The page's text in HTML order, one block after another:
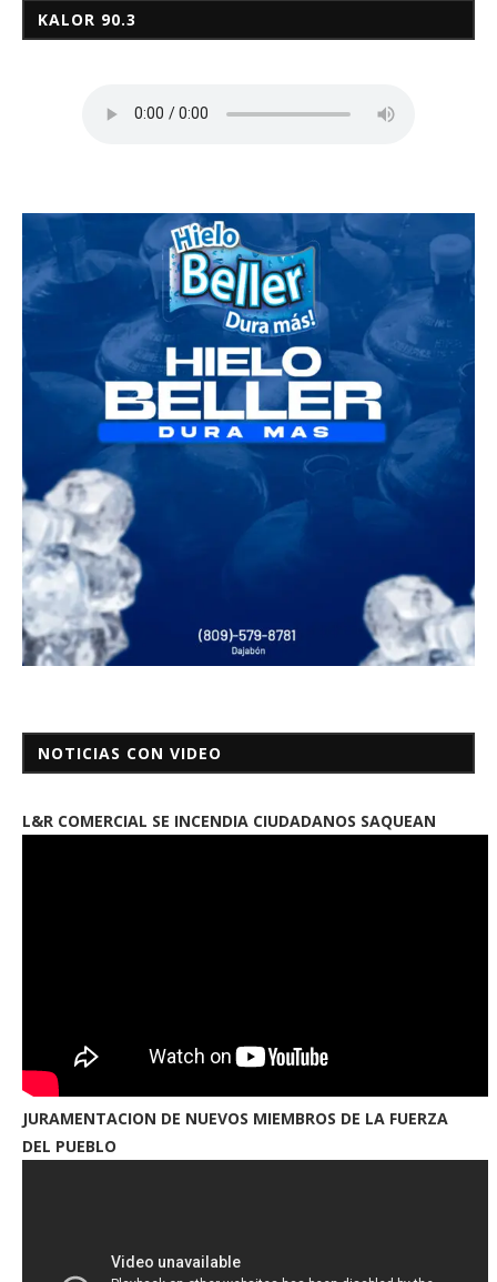
KALOR 90.3
NOTICIAS CON VIDEO
L&R COMERCIAL SE INCENDIA CIUDADANOS SAQUEAN
JURAMENTACION DE NUEVOS MIEMBROS DE LA FUERZA
DEL PUEBLO